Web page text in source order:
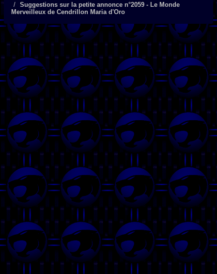
Suggestions sur la petite annonce n°2059 - Le Monde
Merveilleux de Cendrillon Maria d'Oro